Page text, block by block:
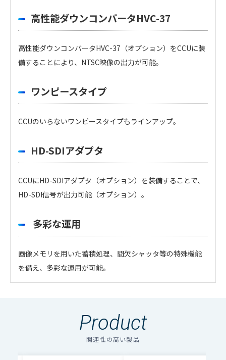
高性能ダウンコンバータHVC-37
高性能ダウンコンバータHVC-37（オプション）をCCUに装
備することにより、NTSC映像の出力が可能。
ワンピースタイプ
CCUのいらないワンピースタイプもラインアップ。
HD-SDIアダプタ
CCUにHD-SDIアダプタ（オプション）を装備することで、
HD-SDI信号が出力可能（オプション）。
多彩な運用
画像メモリを用いた蓄積処理、間欠シャッタ等の特殊機能
を備え、多彩な運用が可能。
・
アイコンのファイルは個人情報の入力が必須と
のアイコンの場合はファイル名をクリックするとダウン
Product
関連性の高い製品